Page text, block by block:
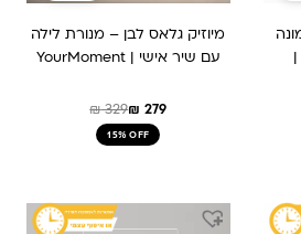
מיוזיק גלאס לבן – מנורת לילה
עם שיר אישי | YourMoment
₪329₪ 279
15% OFF
המחיר
המקורי
המחיר
הנוכחי